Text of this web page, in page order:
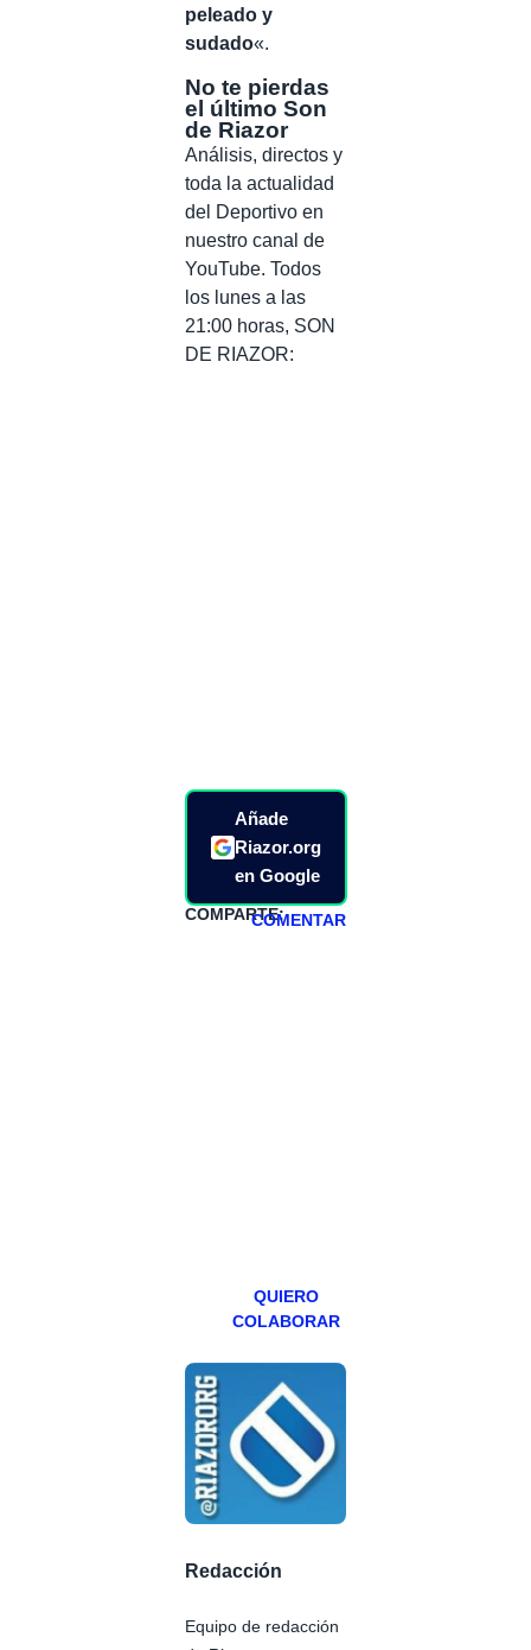
peleado y
sudado«.
No te pierdas
el último Son
de Riazor
Análisis, directos y
toda la actualidad
del Deportivo en
nuestro canal de
YouTube. Todos
los lunes a las
21:00 horas, SON
DE RIAZOR:
Añade
Riazor.org
en Google
COMPARTE:COMENTAR
QUIERO
COLABORAR
Redacción
Equipo de redacción